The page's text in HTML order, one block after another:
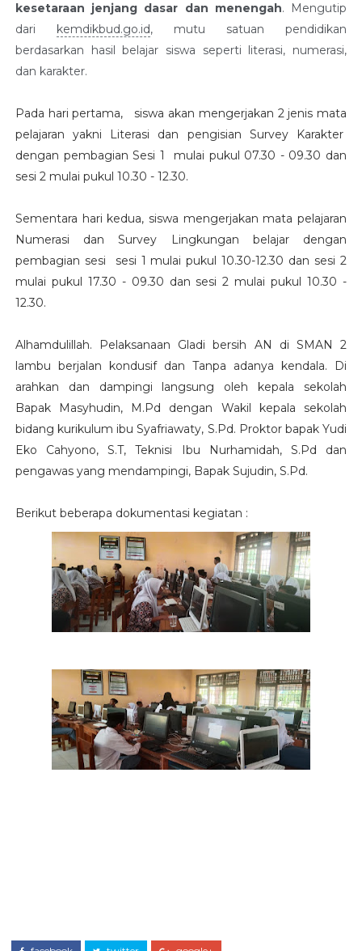
kesetaraan jenjang dasar dan menengah. Mengutip
dari
kemdikbud.go.id, mutu satuan pendidikan
berdasarkan hasil belajar siswa seperti literasi, numerasi,
dan karakter.
Pada hari pertama, siswa akan mengerjakan 2 jenis mata
pelajaran yakni Literasi dan pengisian Survey Karakter
dengan pembagian Sesi 1 mulai pukul 07.30 - 09.30 dan
sesi 2 mulai pukul 10.30 - 12.30.
Sementara hari kedua, siswa mengerjakan mata pelajaran
Numerasi dan Survey Lingkungan belajar dengan
pembagian sesi sesi 1 mulai pukul 10.30-12.30 dan sesi 2
mulai pukul 17.30 - 09.30 dan sesi 2 mulai pukul 10.30 -
12.30.
Alhamdulillah. Pelaksanaan Gladi bersih AN di SMAN 2
lambu berjalan kondusif dan Tanpa adanya kendala. Di
arahkan dan dampingi langsung oleh kepala sekolah
Bapak Masyhudin, M.Pd dengan Wakil kepala sekolah
bidang kurikulum ibu Syafriawaty, S.Pd. Proktor bapak Yudi
Eko Cahyono, S.T, Teknisi Ibu Nurhamidah, S.Pd dan
pengawas yang mendampingi, Bapak Sujudin, S.Pd.
Berikut beberapa dokumentasi kegiatan :